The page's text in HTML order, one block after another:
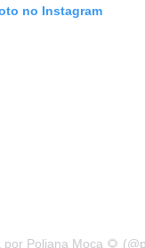
no Instagram
Poliana Moça 🌻